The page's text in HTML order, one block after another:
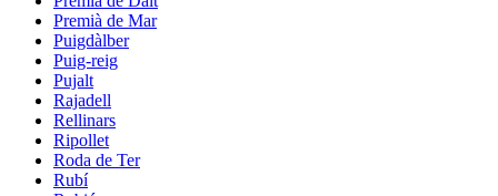
Premià de Mar
Puigdàlber
Puig-reig
Pujalt
Rajadell
Rellinars
Ripollet
Roda de Ter
Rubí